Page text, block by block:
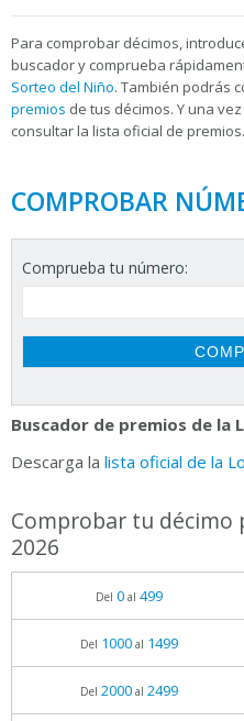
Para comprobar décimos,
buscador y comprueba
Sorteo del Niño. También podrás
premios de tus décimos. Y una
consultar la lista oficial de premios.
COMPROBAR
Comprueba tu número:
Buscador de premios de la
Descarga la lista oficial de la
Comprobar tu décimo
2026
Del 0al 499
Del 1000al 1499
Del 2000al 2499